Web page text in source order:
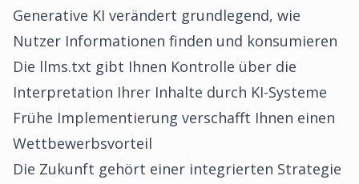
Generative KI verändert grundlegend, wie
Nutzer Informationen finden und konsumieren
Die llms.txt gibt Ihnen Kontrolle über die
Interpretation Ihrer Inhalte durch KI-Systeme
Frühe Implementierung verschafft Ihnen einen
Wettbewerbsvorteil
Die Zukunft gehört einer integrierten Strategie